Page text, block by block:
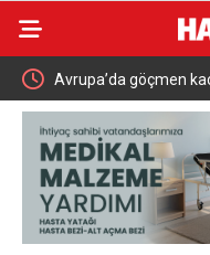
Avrupa’da göçmen